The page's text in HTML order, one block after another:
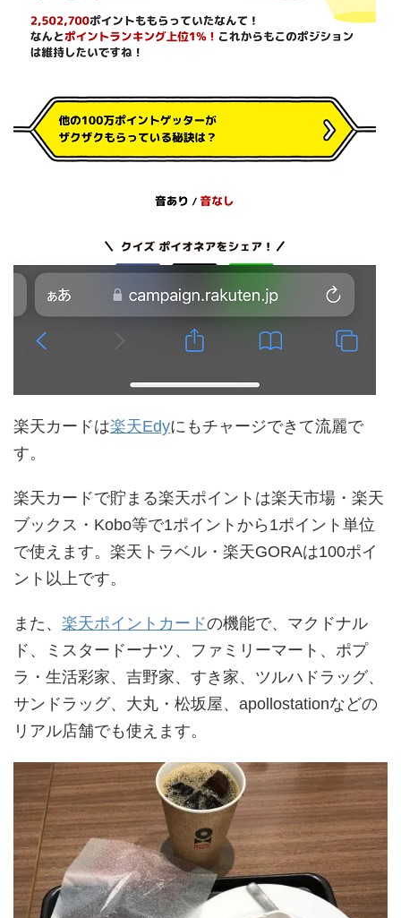
楽天カードは楽天Edyにもチャージできて流麗で
す。
楽天カードで貯まる楽天ポイントは楽天市場・楽天
ブックス・Kobo等で1ポイントから1ポイント単位
で使えます。楽天トラベル・楽天GORAは100ポイ
ント以上です。
また、 楽天ポイントカードの機能で、マクドナル
ド、ミスタードーナツ、ファミリーマート、ポプ
ラ・生活彩家、吉野家、すき家、ツルハドラッグ、
サンドラッグ、大丸・松坂屋、apollostationなどの
リアル店舗でも使えます。